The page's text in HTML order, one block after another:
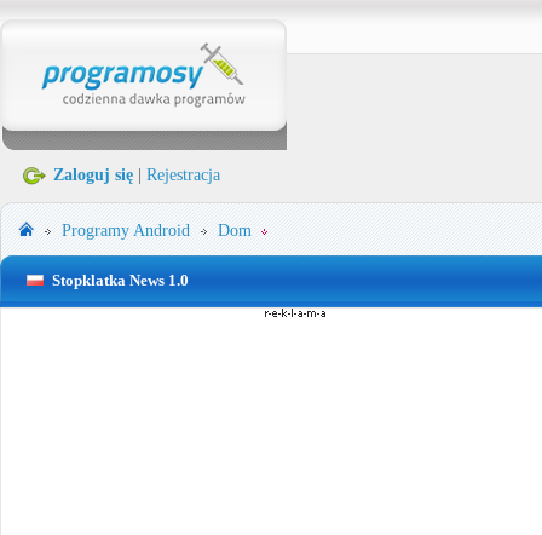
Zaloguj się Rejestracja
ProgramyAndroid Dom
Stopklatka News 1.0